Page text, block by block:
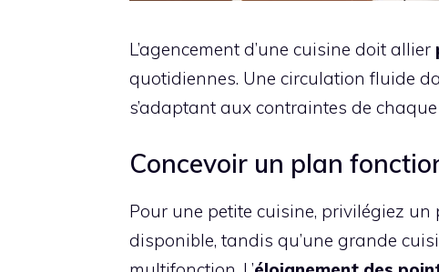
L’agencement d’une cuisine doit allier
quotidiennes. Une circulation fluide
s’adaptant aux contraintes de
Concevoir un plan
Pour une petite cuisine, privilégiez un
disponible, tandis qu’une grande